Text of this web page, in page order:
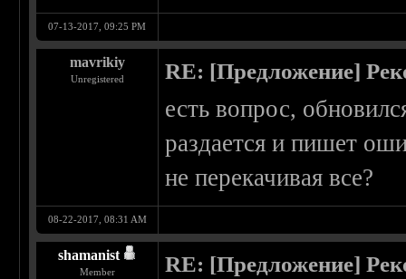
07-13-2017, 09:25 PM
mavrikiy
Unregistered RE: [Предложение]
есть вопрос,
раздается и пишет
не перекачивая все?
08-22-2017, 08:31 AM
shamanist
Member RE: [Предложение]